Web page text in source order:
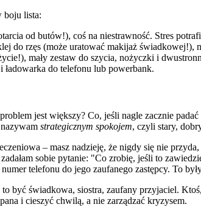
boju lista:
od butów!), coś na niestrawność. Stres
do rzęs (może uratować makijaż świadkowej!),
mały zestaw do szycia, nożyczki i
do telefonu lub powerbank.
jest większy? Co, jeśli nagle zacznie
strategicznym spokojem, czyli stary,
– masz nadzieję, że nigdy się nie
sobie pytanie: "Co zrobię, jeśli to
telefonu do jego zaufanego zastępcy. To
to być świadkowa, siostra, zaufany przyjaciel.
i cieszyć chwilą, a nie zarządzać kryzysem.